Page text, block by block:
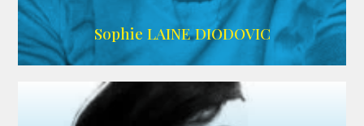
WIKIPEDIA
Sophie LAINE DIODOVIC